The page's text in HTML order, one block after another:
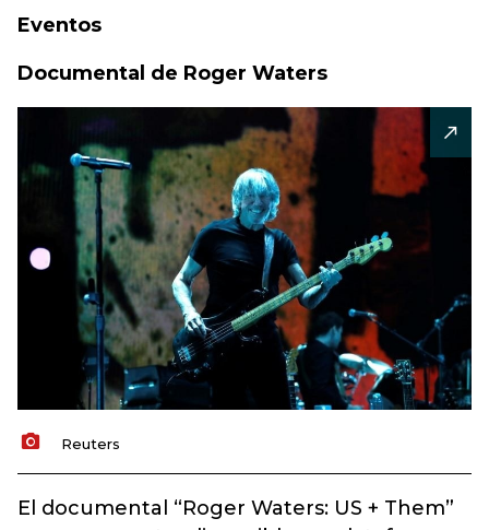
Eventos
Documental de Roger Waters
Reuters
El documental “Roger Waters: US + Them”